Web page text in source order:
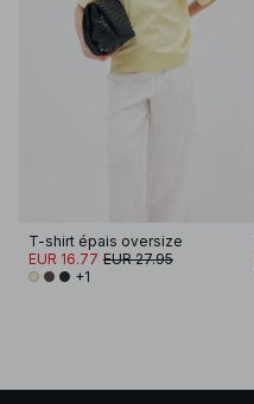
T-shirt épais oversize
EUR 16.77 EUR 27.95
+1